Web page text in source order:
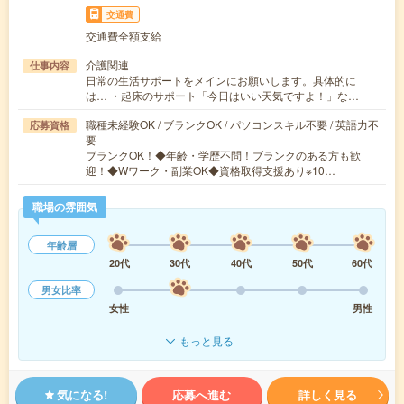
交通費
交通費全額支給
仕事内容
介護関連
日常の生活サポートをメインにお願いします。具体的に
は… ・起床のサポート「今日はいい天気ですよ！」な…
応募資格
職種未経験OK / ブランクOK / パソコンスキル不要 / 英語力不
要
ブランクOK！◆年齢・学歴不問！ブランクのある方も歓
迎！◆Wワーク・副業OK◆資格取得支援あり※10…
職場の雰囲気
年齢層
20代
30代 40代 50代
60代
男女比率
女性
男性
もっと見る
気になる! 応募へ進む 詳しく見る